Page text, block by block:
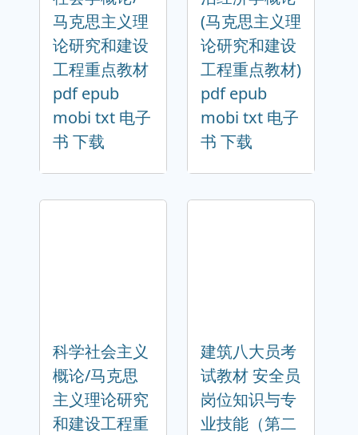
马克思主义理
论研究和建设
工程重点教材
pdf epub
mobi txt 电子
书 下载
(马克思主义理
论研究和建设
工程重点教材)
pdf epub
mobi txt 电子
书 下载
科学社会主义
概论/马克思
主义理论研究
和建设工程重
建筑八大员考
试教材 安全员
岗位知识与专
业技能（第二